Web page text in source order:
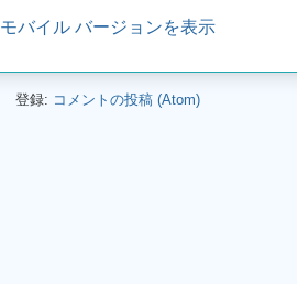
モバイル バージョンを表示
登録: コメントの投稿 (Atom)